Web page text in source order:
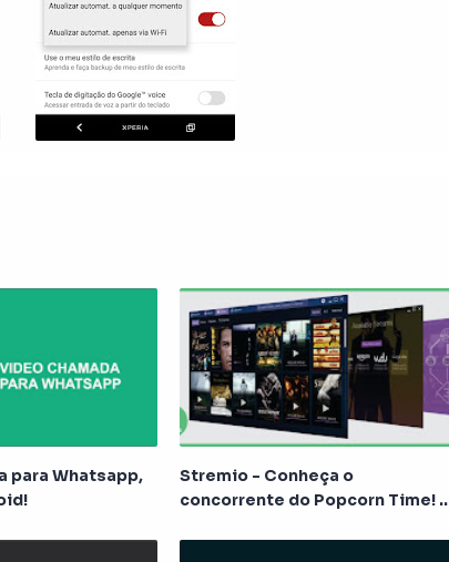
para Whatsapp,
Stremio - Conheça o
concorrente do Popcorn Time! -